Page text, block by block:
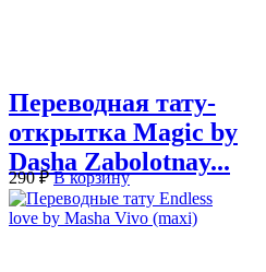
Переводная тату-
открытка Magic by
Dasha Zabolotnay...
290₽ В корзину